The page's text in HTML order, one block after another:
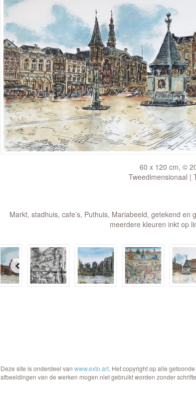
60 x 120 cm, ©
Tweedimensionaal |
Markt, stadhuis, cafe’s, Puthuis, Mariabeeld, getekend
meerdere kleuren inkt op
Deze site is onderdeel van www.exto.art. Het copyright op alle
afbeeldingen van de werken mogen niet gebruikt worden zonder